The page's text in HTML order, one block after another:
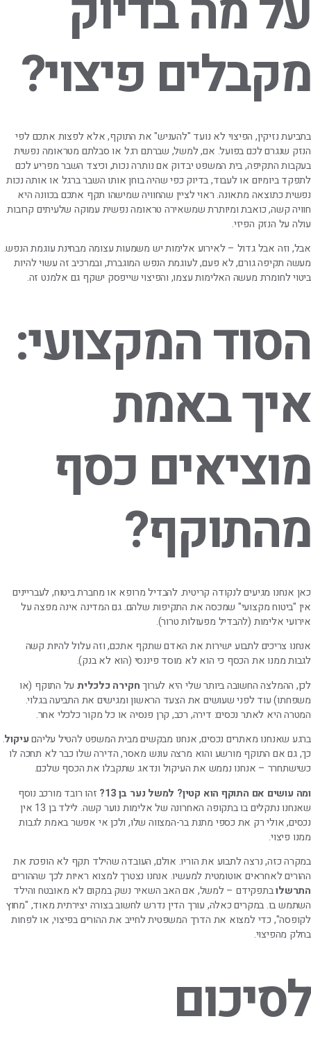
מקבלים פיצוי?
בתביעת נזיקין, הפיצוי לא נועד "להעניש" את התוקף, אלא לפצות אתכם לפי
הנזק שנגרם לכם בפועל. אם, למשל, שברתם רגל או סבלתם מטראומה נפשית
בעקבות התקיפה, בית המשפט יבדוק אם נותרה נכות, וכיצד השבר מפריע לכם
לתפקד ביומיום או לעבוד, בדיוק כפי שהיה בוחן אותו השבר ברגל או אותה נכות
נפשית כתוצאה מתאונה. ראוי לציין שהחוויה שמישהו תקף אתכם בכוונה היא
חוויה קשה, כואבת ומיותרת שמשאירה טראומה נפשית עמוקה שלעיתים קרובות
עולה על הנזק הפיזי.
אבל, וזה אבל גדול – לאירוע אלימות יש משמעות עצומה מבחינת עוגמת הנפש.
מעשה תקיפה גורם, לא פעם, לעוגמת הנפש המוגברת, ובמרכיב זה עשוי להיות
ביטוי לחומרת מעשה האלימות עצמו, והפיצוי שייפסק ישקף גם אלמנט זה.
הסוד המקצועי:
איך באמת
מוציאים כסף
מהתוקף?
כאן אנחנו מגיעים לנקודה קריטית. להבדיל מרופא או מחברת ביטוח, לעבריינים
אין "ביטוח מקצועי" שמכסה את התקיפות שלהם. גם המדינה אינה מפצה על
אירועי אלימות (להבדיל מפעולות טרור).
אנחנו צריכים לתבוע ישירות את האדם שתקף אתכם, וזה עלול להיות קשה
לגבות ממנו את הכסף כי הוא לא מוסד פיננסי (הוא לא בנק).
לכן, ההמלצה החשובה ביותר שלי היא לערוךחקירה כלכלית על התוקף (או
משפחתו) עוד לפני שעושים את הצעד הראשון ומגישים את התביעה בגלוי.
המטרה היא לאתר נכסים: דירה, רכב, קרן פנסיה או כל מקור כלכלי אחר.
ברגע שאנחנו מאתרים נכסים, אנחנו מבקשים מבית המשפט להטיל עליהםעיקול.
כך, גם אם התוקף מורשע והוא מרצה עונש מאסר, הדירה שלו כבר לא תחכה לו
כשישתחרר – אנחנו נממש את העיקול ונדאג שתקבלו את הכסף שלכם.
ומה עושים אם התוקף הוא קטין? למשל נער בן 13?
זהו רובד מורכב נוסף
שאנחנו נתקלים בו בתקופה האחרונה של אלימות נוער קשה. לילד בן 13 אין
נכסים, אולי רק את כספי מתנת בר-המצווה שלו, ולכן אי אפשר באמת לגבות
ממנו פיצוי.
במקרה כזה, נרצה לתבוע את הוריו. אולם, העובדה שהילד תקף לא הופכת את
ההורים לאחראים אוטומטית למעשיו. אנחנו נצטרך למצוא ראיות לכך שההורים
התרשלובתפקידם – למשל, אם האב השאיר נשק במקום לא מאובטח והילד
השתמש בו. במקרים כאלה, עורך הדין נדרש לחשוב בצורה יצירתית מאוד, "מחוץ
לקופסה", כדי למצוא את הדרך המשפטית לחייב את ההורים בפיצוי, או לפחות
בחלק מהפיצוי.
לסיכום